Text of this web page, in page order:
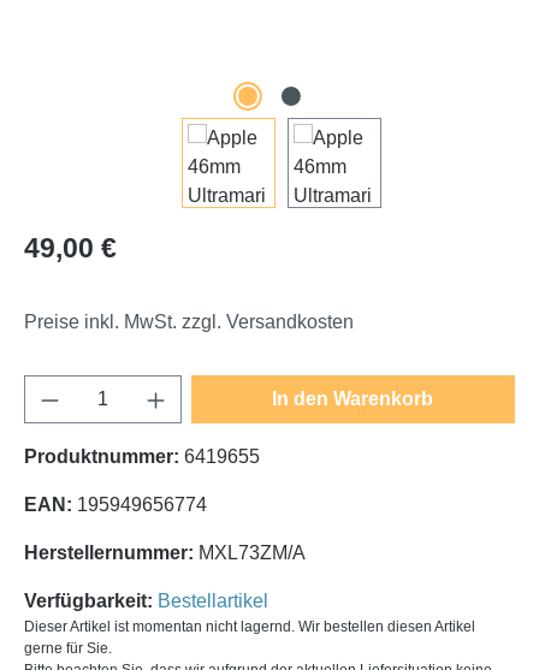
Regulärer Preis:
49,00 €
Preise inkl. MwSt. zzgl. Versandkosten
Produkt Anzahl: Gib den gewünschten
In den Warenkorb
Produktnummer: 6419655
EAN: 195949656774
Herstellernummer: MXL73ZM/A
Verfügbarkeit: Bestellartikel
Dieser Artikel ist momentan nicht lagernd. Wir bestellen diesen Artikel
gerne für Sie.